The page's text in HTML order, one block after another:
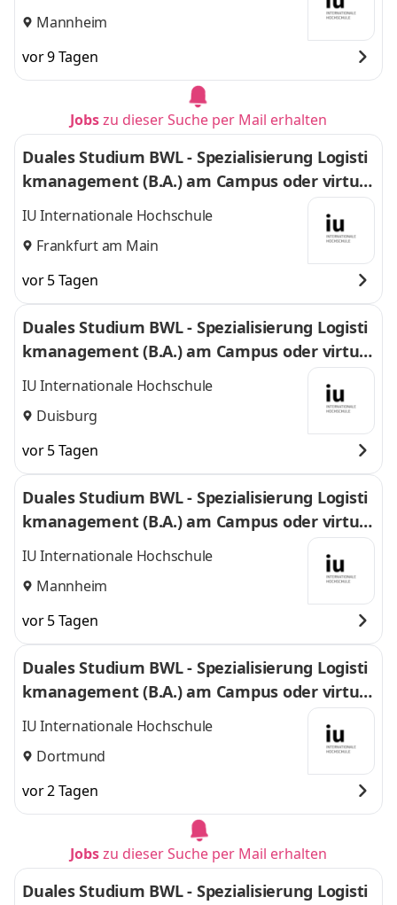
Mannheim
vor 9 Tagen
Jobszu dieser Suche per Mail erhalten
Duales Studium BWL - Spezialisierung Logisti
kmanagement (B.A.) am Campus oder virtuel
l
IU Internationale Hochschule
Frankfurt am Main
vor 5 Tagen
Duales Studium BWL - Spezialisierung Logisti
kmanagement (B.A.) am Campus oder virtuel
l
IU Internationale Hochschule
Duisburg
vor 5 Tagen
Duales Studium BWL - Spezialisierung Logisti
kmanagement (B.A.) am Campus oder virtuel
l
IU Internationale Hochschule
Mannheim
vor 5 Tagen
Duales Studium BWL - Spezialisierung Logisti
kmanagement (B.A.) am Campus oder virtuel
l
IU Internationale Hochschule
Dortmund
vor 2 Tagen
Jobszu dieser Suche per Mail erhalten
Duales Studium BWL - Spezialisierung Logisti